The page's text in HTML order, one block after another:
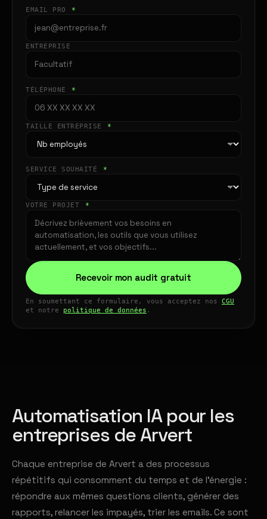
EMAIL PRO *
ENTREPRISE
TÉLÉPHONE *
TAILLE ENTREPRISE *
SERVICE SOUHAITÉ *
VOTRE PROJET *
Recevoir mon audit gratuit
En soumettant ce formulaire, vous acceptez nos CGU
et notre politique de données .
Automatisation IA pour les
entreprises de Arvert
Chaque entreprise de Arvert a des processus
répétitifs qui consomment du temps et de l'énergie :
répondre aux mêmes questions clients, générer des
rapports, relancer les impayés, trier les emails. Ce sont